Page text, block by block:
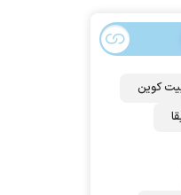
بزرگ‌ترین
آماده بودیم
درست
کوین